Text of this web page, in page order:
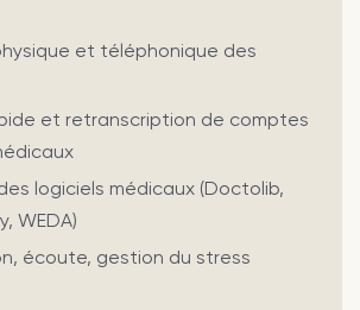
et téléphonique des
et retranscription de comptes
logiciels médicaux (Doctolib,
WEDA)
écoute, gestion du stress